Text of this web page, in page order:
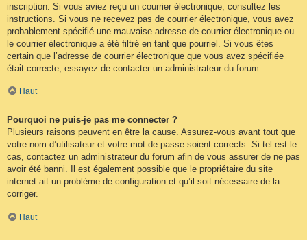
inscription. Si vous aviez reçu un courrier électronique, consultez les
instructions. Si vous ne recevez pas de courrier électronique, vous avez
probablement spécifié une mauvaise adresse de courrier électronique ou
le courrier électronique a été filtré en tant que pourriel. Si vous êtes
certain que l’adresse de courrier électronique que vous avez spécifiée
était correcte, essayez de contacter un administrateur du forum.
Haut
Pourquoi ne puis-je pas me connecter ?
Plusieurs raisons peuvent en être la cause. Assurez-vous avant tout que
votre nom d’utilisateur et votre mot de passe soient corrects. Si tel est le
cas, contactez un administrateur du forum afin de vous assurer de ne pas
avoir été banni. Il est également possible que le propriétaire du site
internet ait un problème de configuration et qu’il soit nécessaire de la
corriger.
Haut